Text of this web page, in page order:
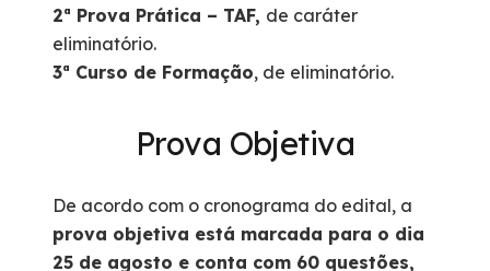
2ª Prova Prática – TAF, de caráter
eliminatório.
3ª Curso de Formação, de eliminatório.
Prova Objetiva
De acordo com o cronograma do edital, a
prova objetiva está marcada para o dia
25 de agosto e conta com 60 questões,